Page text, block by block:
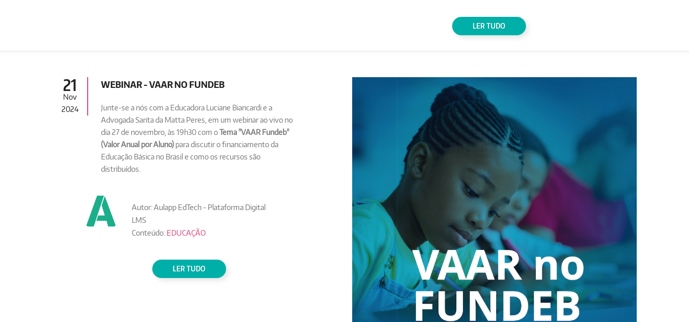
LER TUDO
21
Nov
2024
WEBINAR - VAAR NO FUNDEB
Junte-se a nós com a Educadora Luciane Biancardi e a
Advogada Sarita da Matta Peres, em um webinar ao vivo no
dia 27 de novembro, às 19h30 com oTema "VAAR Fundeb"
(Valor Anual por Aluno) para discutir o financiamento da
Educação Básica no Brasil e como os recursos são
distribuídos.
Autor: Aulapp EdTech - Plataforma Digital
LMS
Conteúdo: EDUCAÇÃO
LER TUDO